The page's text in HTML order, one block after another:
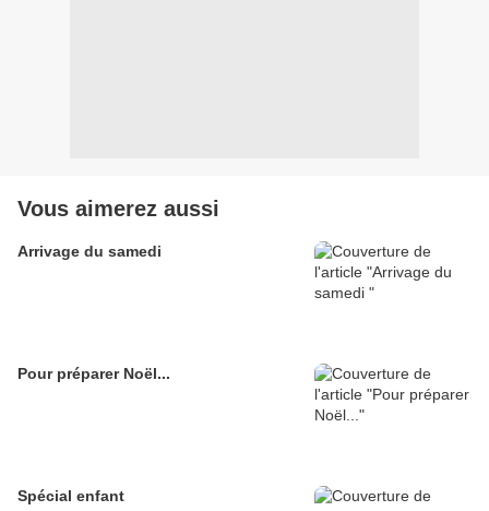
Vous aimerez aussi
Arrivage du samedi
Pour préparer Noël...
Spécial enfant